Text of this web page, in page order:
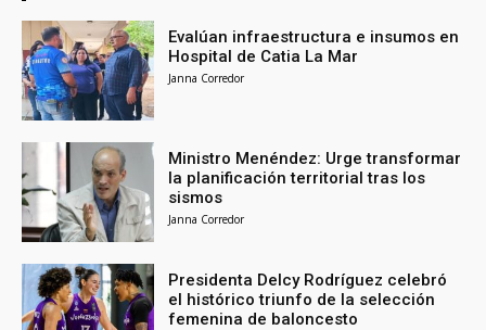
Evalúan infraestructura e insumos en
Hospital de Catia La Mar
Janna Corredor
Ministro Menéndez: Urge transformar
la planificación territorial tras los
sismos
Janna Corredor
Presidenta Delcy Rodríguez celebró
el histórico triunfo de la selección
femenina de baloncesto